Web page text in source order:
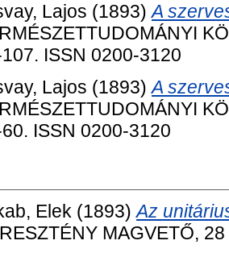
Lajos (1893)A
ISSN 0200-3120
Lajos (1893)A
ISSN 0200-3120
Elek (1893)Az
MAGVETŐ,